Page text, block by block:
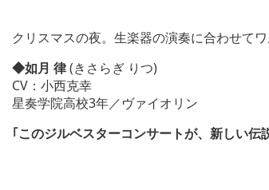
クリスマスの夜。生楽器の演奏に合わせて
◆如月 律(きさらぎ りつ)
CV：小西克幸
星奏学院高校3年／ヴァイオリン
｢このジルベスターコンサートが、新しい伝